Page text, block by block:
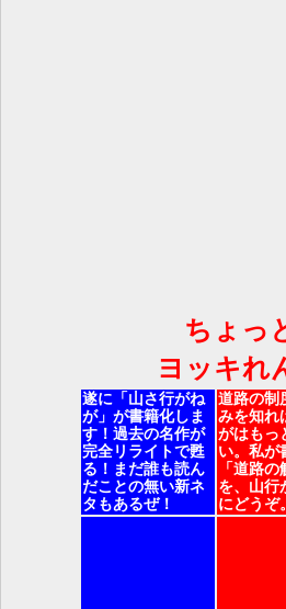
ちょっ
ヨッキれ
遂に「山さ行がね
が」が書籍化しま
す！過去の名作が
完全リライトで甦
る！まだ誰も読ん
だことの無い新ネ
タもあるぜ！
道路の制
みを知れ
がはもっ
い。私が
「道路の
を、山行
にどうぞ。